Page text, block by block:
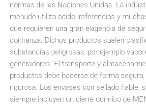
normas de las Naciones Unidas. La
menudo utiliza ácido, referencias y
que requieren una gran exigencia de
confianza. Dichos productos suelen
substancias peligrosas, por ejemplo
generadores. El transporte y
productos debe hacerse de forma
rigurosa. Los envases con sellado fiable,
siempre incluyen un cierre químico de